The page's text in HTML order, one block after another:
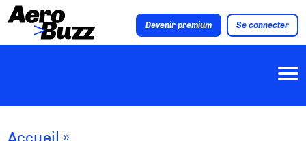
Devenir premium Se connecter